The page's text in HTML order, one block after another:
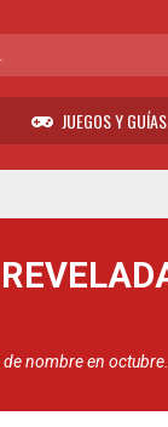
JUEGOS Y GUÍAS
nombre en octubre.